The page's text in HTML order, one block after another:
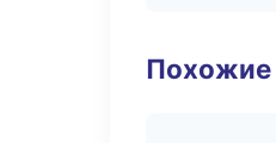
Похожие